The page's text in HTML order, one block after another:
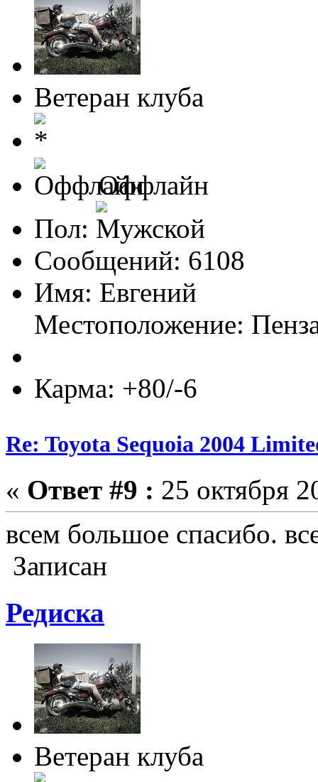
Ветеран клуба
Оффлайн
Пол:
Сообщений: 6108
Имя: Евгений
Местоположение:
Карма: +80/-6
Re: Toyota Sequoia 2004
« Ответ #9 : 25 октября
всем большое спасибо.
Записан
Редиска
Ветеран клуба